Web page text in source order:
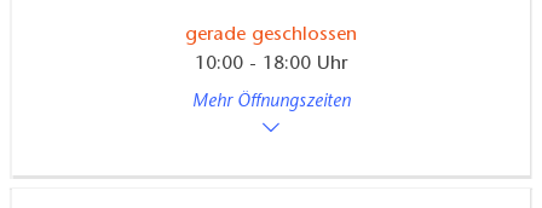
gerade geschlossen
10:00 - 18:00 Uhr
Mehr Öffnungszeiten